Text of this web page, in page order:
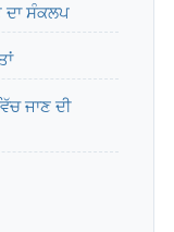
ਦਾ ਸੰਕਲਪ
ਜਾਣ ਦੀ